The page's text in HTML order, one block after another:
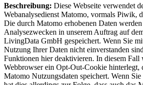
Beschreibung: Diese Webseite verwendet
Webanalysedienst Matomo, vormals Piwik,
Die durch Matomo erhobenen Daten
Analysezwecken in unserem Auftrag auf
LivingData GmbH gespeichert. Wenn Sie
Nutzung Ihrer Daten nicht einverstanden
Funktionen hier deaktivieren. In diesem
Webbrowser ein Opt-Out-Cookie hinterlegt,
Matomo Nutzungsdaten speichert. Wenn